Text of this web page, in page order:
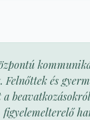
Felnőttek és